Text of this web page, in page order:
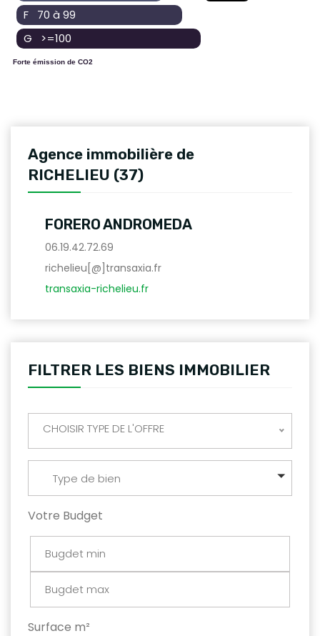
F 70 à 99
G >=100
Forte émission de CO2
Agence immobilière de
RICHELIEU (37)
FORERO ANDROMEDA
06.19.42.72.69
richelieu[@]transaxia.fr
transaxia-richelieu.fr
FILTRER LES BIENS IMMOBILIER
CHOISIR TYPE DE L'OFFRE
Type de bien
Votre Budget
Surface m²